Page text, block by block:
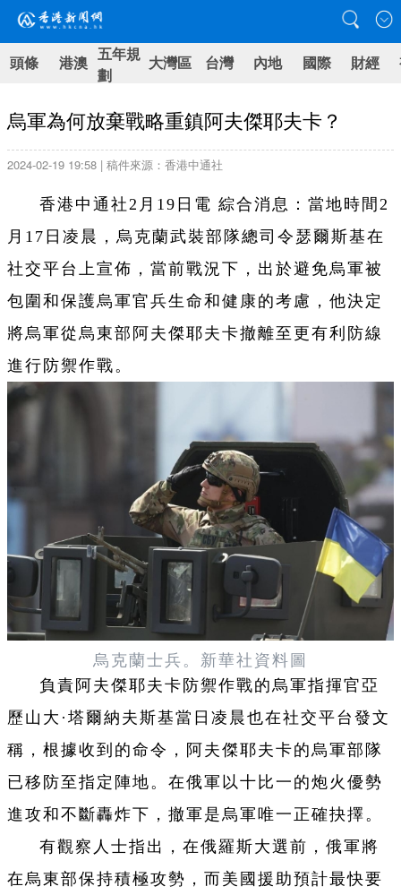
頭條 港澳 五年規
劃
大灣區 台灣 內地 國際 財經
烏軍為何放棄戰略重鎮阿夫傑耶夫卡？
2024-02-19 19:58 | 稿件來源：香港中通社
香港中通社2月19日電 綜合消息：當地時間2
月17日凌晨，烏克蘭武裝部隊總司令瑟爾斯基在
社交平台上宣佈，當前戰況下，出於避免烏軍被
包圍和保護烏軍官兵生命和健康的考慮，他決定
將烏軍從烏東部阿夫傑耶夫卡撤離至更有利防線
進行防禦作戰。
烏克蘭士兵。新華社資料圖
負責阿夫傑耶夫卡防禦作戰的烏軍指揮官亞
歷山大·塔爾納夫斯基當日凌晨也在社交平台發文
稱，根據收到的命令，阿夫傑耶夫卡的烏軍部隊
已移防至指定陣地。在俄軍以十比一的炮火優勢
進攻和不斷轟炸下，撤軍是烏軍唯一正確抉擇。
有觀察人士指出，在俄羅斯大選前，俄軍將
在烏東部保持積極攻勢，而美國援助預計最快要